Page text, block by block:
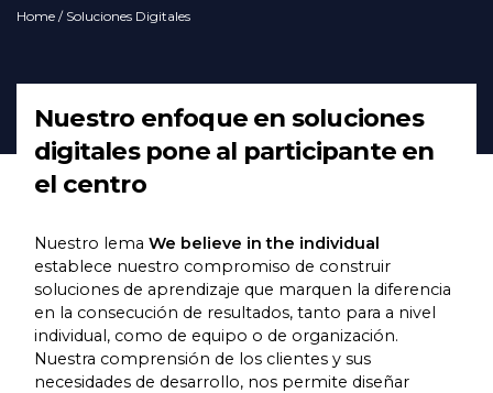
Home / Soluciones Digitales
Nuestro enfoque en soluciones
digitales pone al participante en
el centro
Nuestro lema We believe in the individual
establece nuestro compromiso de construir
soluciones de aprendizaje que marquen la diferencia
en la consecución de resultados, tanto para a nivel
individual, como de equipo o de organización.
Nuestra comprensión de los clientes y sus
necesidades de desarrollo, nos permite diseñar